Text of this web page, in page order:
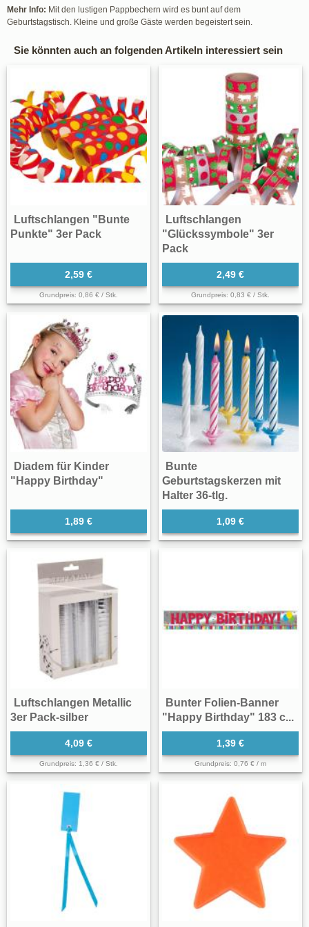
Mehr Info: Mit den lustigen Pappbechern wird es bunt auf dem
Geburtstagstisch. Kleine und große Gäste werden begeistert sein.
Sie könnten auch an folgenden Artikeln interessiert sein
Luftschlangen "Bunte
Punkte" 3er Pack
2,59 €
Grundpreis: 0,86 € / Stk.
Luftschlangen
"Glückssymbole" 3er
Pack
2,49 €
Grundpreis: 0,83 € / Stk.
Diadem für Kinder
"Happy Birthday"
1,89 €
Bunte
Geburtstagskerzen mit
Halter 36-tlg.
1,09 €
Luftschlangen Metallic
3er Pack-silber
4,09 €
Grundpreis: 1,36 € / Stk.
Bunter Folien-Banner
"Happy Birthday" 183 c...
1,39 €
Grundpreis: 0,76 € / m